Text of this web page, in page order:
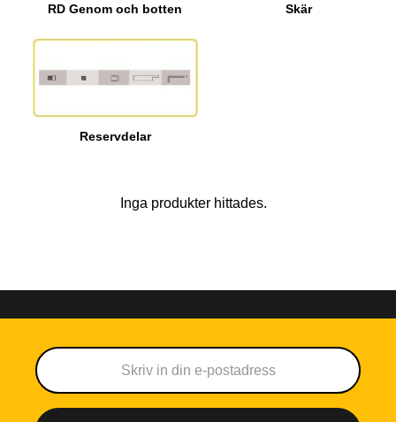
RD Genom och botten Skär
Reservdelar
Inga produkter hittades.